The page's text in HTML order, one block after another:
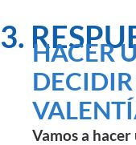
3. HACER
Vamos a